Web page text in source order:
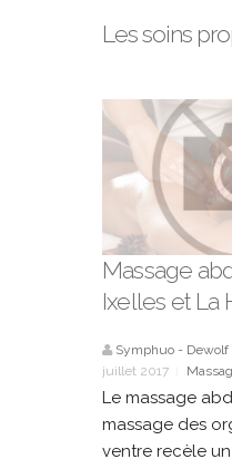
Les soins
Massage
Ixelles et La
Symphuo -
juillet 2017
Bruxelles
Le massage
massage des
ventre recèle